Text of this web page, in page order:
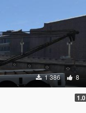
1 386 8
1.0